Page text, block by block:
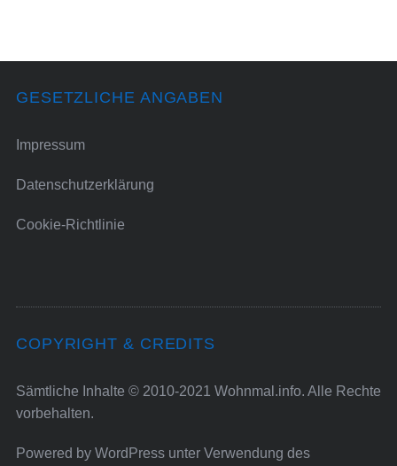
GESETZLICHE ANGABEN
Impressum
Datenschutzerklärung
Cookie-Richtlinie
COPYRIGHT & CREDITS
Sämtliche Inhalte © 2010-2021 Wohnmal.info. Alle Rechte
vorbehalten.
Powered by WordPressunter Verwendung des